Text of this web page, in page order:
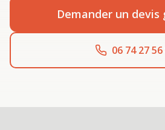
Demander un
06 74 27